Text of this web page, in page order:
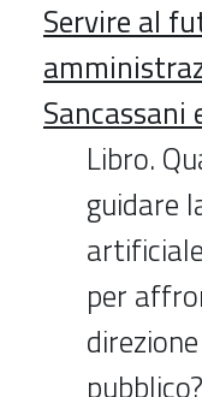
Servire al
Libro.
guidare
per